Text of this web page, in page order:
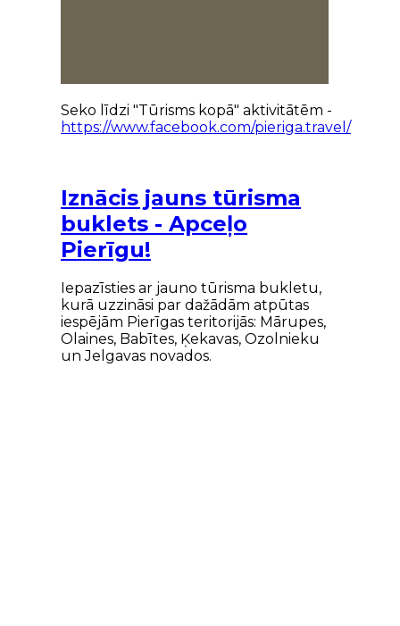
Seko līdzi "Tūrisms kopā" aktivitātēm -
https://www.facebook.com/pieriga.travel/
Iznācis jauns tūrisma
buklets - Apceļo
Pierīgu!
Iepazīsties ar jauno tūrisma bukletu,
kurā uzzināsi par dažādām atpūtas
iespējām Pierīgas teritorijās: Mārupes,
Olaines, Babītes, Ķekavas, Ozolnieku
un Jelgavas novados.